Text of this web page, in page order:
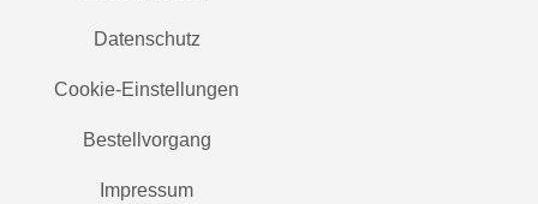
Datenschutz
Cookie-Einstellungen
Bestellvorgang
Impressum